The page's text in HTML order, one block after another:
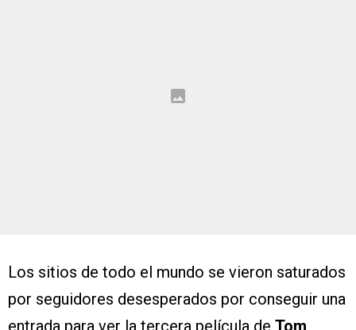
Los sitios de todo el mundo se vieron saturados
por seguidores desesperados por conseguir una